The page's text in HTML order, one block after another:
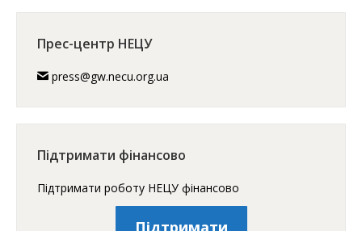
Прес-центр НЕЦУ
press@gw.necu.org.ua
Підтримати фінансово
Підтримати роботу НЕЦУ фінансово
Підтримати